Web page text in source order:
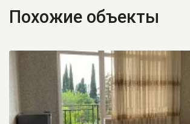
Похожие объекты